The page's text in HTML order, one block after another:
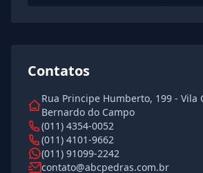
Contatos
Rua Principe Humberto, 199 - Vila
Bernardo do Campo
(011) 4354-0052
(011) 4101-9662
(011) 91099-2242
contato@abcpedras.com.br